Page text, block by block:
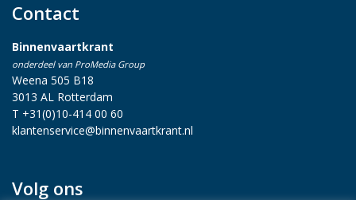
Contact
Binnenvaartkrant
onderdeel van ProMedia Group
Weena 505 B18
3013 AL Rotterdam
T +31(0)10-414 00 60
klantenservice@binnenvaartkrant.nl
Volg ons